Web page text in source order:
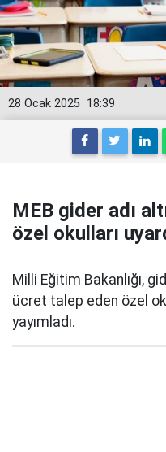
18:39
28 Ocak 2025
MEB gider adı
özel okulları
Milli Eğitim Bakanlığı,
ücret talep eden özel
yayımladı.